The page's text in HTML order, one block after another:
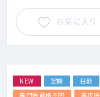
お気に入り
NEW 定期 日勤
専門医資格不問
専攻